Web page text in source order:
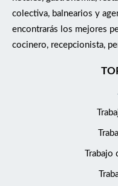
colectiva, balnearios y
encontrarás los mejores
cocinero, recepcionista,